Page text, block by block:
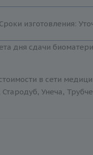
Сроки изготовления:
дня сдачи
в сети
Унеча,